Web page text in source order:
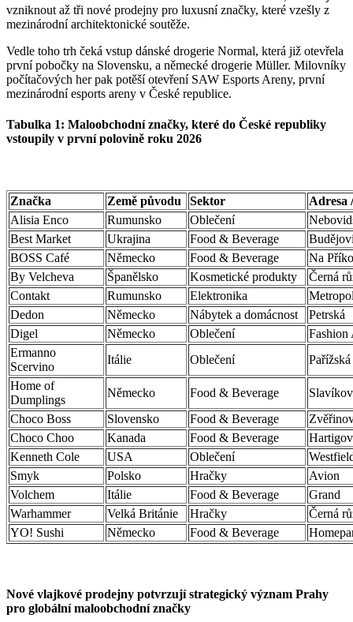
vzniknout až tři nové prodejny pro luxusní značky, které vzešly z
mezinárodní architektonické soutěže.
Vedle toho trh čeká vstup dánské drogerie Normal, která již otevřela
první pobočky na Slovensku, a německé drogerie Müller. Milovníky
počítačových her pak potěší otevření SAW Esports Areny, první
mezinárodní esports areny v České republice.
Tabulka 1: Maloobchodní značky, které do České republiky
vstoupily v první polovině roku 2026
Značka Země původu Sektor
Adresa
Alisia Enco
Rumunsko Oblečení
Best Market
Ukrajina Food & Beverage
BOSS Café
Německo Food & Beverage
Na
By Velcheva
Španělsko Kosmetické produkty
Černá
Contakt
Rumunsko Elektronika
Dedon
Německo Nábytek a domácnost
Petrská
Digel
Německo Oblečení
Fashion
Ermanno
Scervino
Itálie Oblečení
Pařížská
Home of
Dumplings
Německo Food & Beverage
Choco Boss
Slovensko Food & Beverage
Choco Choo
Kanada Food & Beverage
Kenneth Cole
USA Oblečení
Smyk
Polsko Hračky
Avion
Volchem
Itálie Food & Beverage
Grand
Warhammer
Velká Británie Hračky
Černá
YO! Sushi
Německo Food & Beverage
Nové vlajkové prodejny potvrzují strategický význam Prahy
pro globální maloobchodní značky